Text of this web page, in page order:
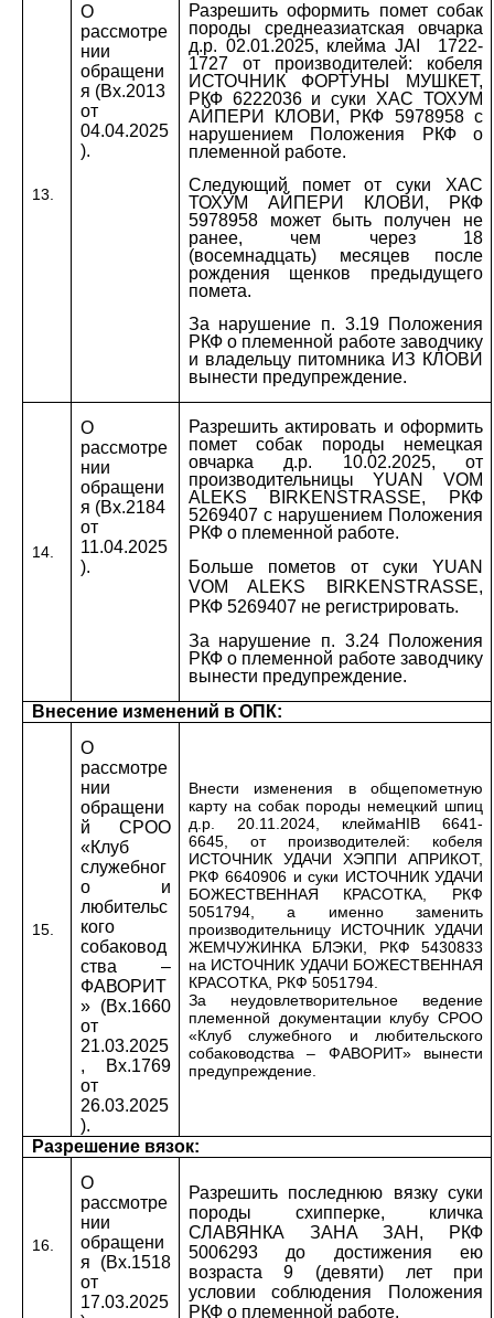
13.
О
рассмотре
нии
обращени
я (Вх.2013
от
04.04.2025
).
Разрешить оформить помет собак
породы среднеазиатская овчарка
д.р. 02.01.2025, клеймаJAI
1722-
1727 от производителей: кобеля
ИСТОЧНИК ФОРТУНЫ МУШКЕТ,
РКФ 6222036 и суки ХАС ТОХУМ
АЙПЕРИ КЛОВИ, РКФ 5978958 с
нарушением Положения РКФ о
племенной работе.
Следующий помет от суки ХАС
ТОХУМ АЙПЕРИ КЛОВИ, РКФ
5978958 может быть получен не
ранее, чем через 18
(восемнадцать) месяцев после
рождения щенков предыдущего
помета.
За нарушение п. 3.19 Положения
РКФ о племенной работе заводчику
и владельцу питомника ИЗ КЛОВИ
вынести предупреждение.
14.
О
рассмотре
нии
обращени
я (Вх.2184
от
11.04.2025
).
Разрешить актировать и оформить
помет собак породы немецкая
овчарка д.р. 10.02.2025, от
производительницы YUAN VOM
ALEKS BIRKENSTRASSE, РКФ
5269407 с нарушением Положения
РКФ о племенной работе.
Больше пометов от суки YUAN
VOM ALEKS BIRKENSTRASSE,
РКФ 5269407 не регистрировать.
За нарушение п. 3.24 Положения
РКФ о племенной работе заводчику
вынести предупреждение.
Внесение изменений в ОПК:
15.
О
рассмотре
нии
обращени
й СРОО
«Клуб
служебног
о и
любительс
кого
собаковод
ства –
ФАВОРИТ
» (Вх.1660
от
21.03.2025
, Вх.1769
от
26.03.2025
).
Внести изменения в общепометную
карту на собак породы немецкий шпиц
д.р. 20.11.2024, клеймаHIB 6641-
6645, от производителей: кобеля
ИСТОЧНИК УДАЧИ ХЭППИ АПРИКОТ,
РКФ 6640906 и суки ИСТОЧНИК УДАЧИ
БОЖЕСТВЕННАЯ КРАСОТКА, РКФ
5051794, а именно заменить
производительницу ИСТОЧНИК УДАЧИ
ЖЕМЧУЖИНКА БЛЭКИ, РКФ 5430833
на ИСТОЧНИК УДАЧИ БОЖЕСТВЕННАЯ
КРАСОТКА, РКФ 5051794.
За неудовлетворительное ведение
племенной документации клубу СРОО
«Клуб служебного и любительского
собаководства – ФАВОРИТ» вынести
предупреждение.
Разрешение вязок:
16.
О
рассмотре
нии
обращени
я (Вх.1518
от
17.03.2025
Разрешить последнюю вязку суки
породы схипперке, кличка
СЛАВЯНКА ЗАНА ЗАН, РКФ
5006293 до достижения ею
возраста 9 (девяти) лет при
условии соблюдения Положения
РКФ о племенной работе.